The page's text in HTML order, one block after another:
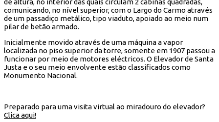
comunicando, no nível superior, com o Largo do Carmo através
de um passadiço metálico, tipo viaduto, apoiado ao meio num
pilar de betão armado.
Inicialmente movido através de uma máquina a vapor
localizada no piso superior da torre, somente em 1907 passou a
funcionar por meio de motores eléctricos. O Elevador de Santa
Justa e o seu meio envolvente estão classificados como
Monumento Nacional.
Preparado para uma visita virtual ao miradouro do elevador?
Clica aqui!